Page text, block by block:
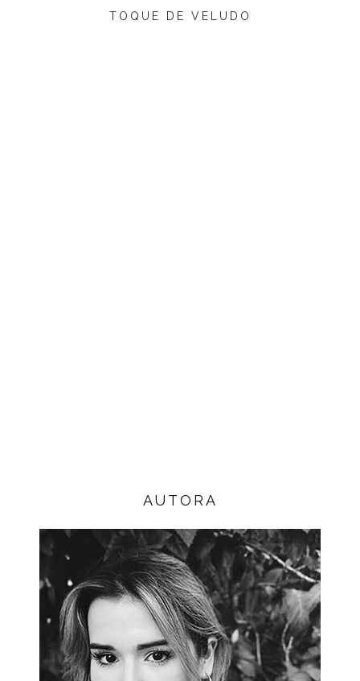
TOQUE DE VELUDO
AUTORA